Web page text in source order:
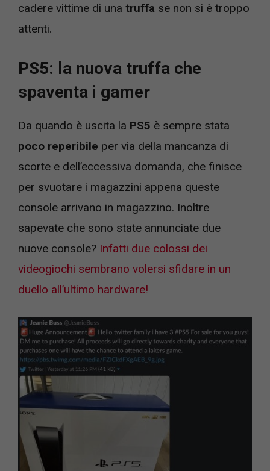
cadere vittime di una truffa se non si è troppo
attenti.
PS5: la nuova truffa che
spaventa i gamer
Da quando è uscita la PS5 è sempre stata
poco reperibile per via della mancanza di
scorte e dell’eccessiva domanda, che finisce
per svuotare i magazzini appena queste
console arrivano in magazzino. Inoltre
sapevate che sono state annunciate due
nuove console? Infatti due colossi dei
videogiochi sembrano volersi sfidare in un
duello all’ultimo hardware!